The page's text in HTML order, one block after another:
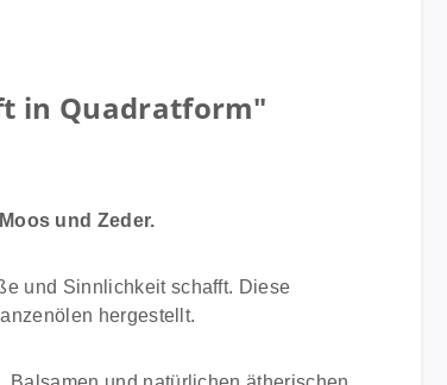
in Quadratform"
und Zeder.
und Sinnlichkeit schafft. Diese
hergestellt.